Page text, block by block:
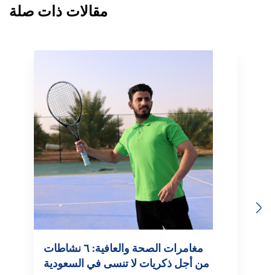
مقالات ذات صلة
Previous
مغامرات الصحة والعافية: ٦ نشاطات
من أجل ذكريات لا تنسى في السعودية